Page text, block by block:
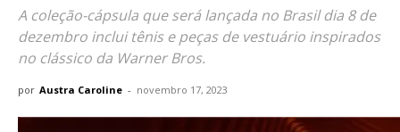
A coleção-cápsula que será lançada no Brasil dia 8 de
dezembro inclui tênis e peças de vestuário inspirados
no clássico da Warner Bros.
por Austra Caroline - novembro 17, 2023